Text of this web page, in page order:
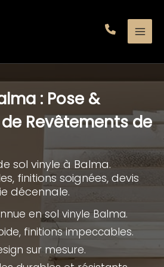
: Pose &
Revêtements de
sol vinyle à Balma.
finitions soignées, devis
décennale.
en sol vinyle Balma.
finitions impeccables.
sur mesure.